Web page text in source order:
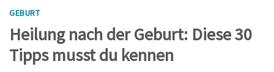
GEBURT
Heilung nach der Geburt: Diese 30
Tipps musst du kennen